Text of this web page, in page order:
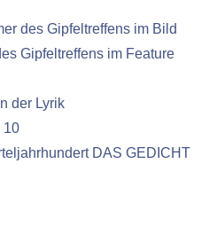
des Gipfeltreffens im Bild
Gipfeltreffens im Feature
der Lyrik
10
DAS GEDICHT